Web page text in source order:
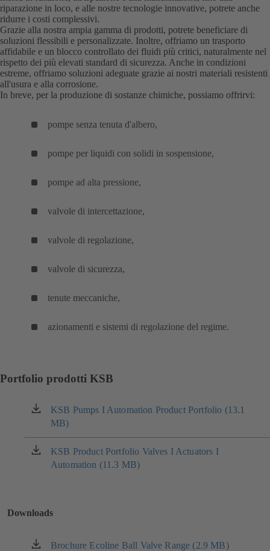
riparazione in loco, e alle nostre tecnologie innovative, potrete anche
ridurre i costi complessivi.
Grazie alla nostra ampia gamma di prodotti, potrete beneficiare di
soluzioni flessibili e personalizzate. Inoltre, offriamo un trasporto
affidabile e un blocco controllato dei fluidi più critici, naturalmente nel
rispetto dei più elevati standard di sicurezza. Anche in condizioni
estreme, offriamo soluzioni adeguate grazie ai nostri materiali resistenti
all'usura e alla corrosione.
In breve, per la produzione di sostanze chimiche, possiamo offrirvi:
pompe senza tenuta d'albero,
pompe per liquidi con solidi in sospensione,
pompe ad alta pressione,
valvole di intercettazione,
valvole di regolazione,
valvole di sicurezza,
tenute meccaniche,
azionamenti e sistemi di regolazione del regime.
Portfolio prodotti KSB
KSB Pumps I Automation Product Portfolio (13.1
MB)
(si
apre
in
una
nuova
KSB Product Portfolio Valves I Actuators I
Automation (11.3 MB)
(si
apre
scheda)
Downloads
Brochure Ecoline Ball Valve Range (2.9 MB)
(si